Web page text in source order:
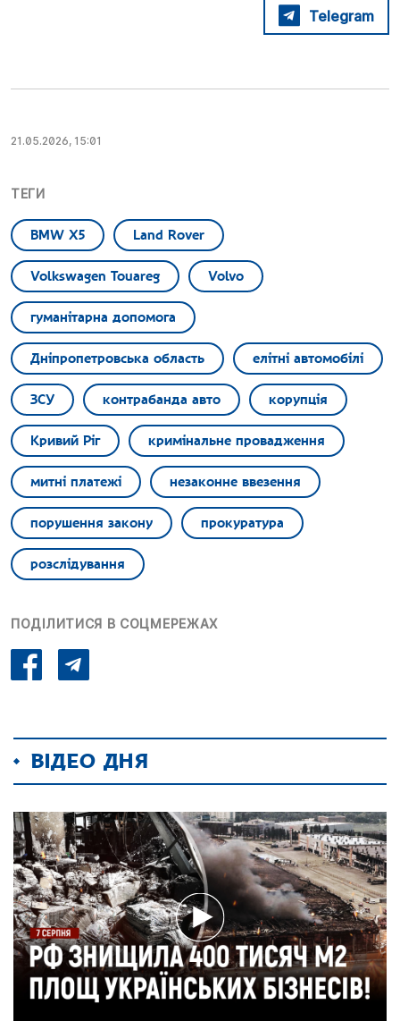
Telegram
21.05.2026, 15:01
ТЕГИ
BMW X5 Land Rover
Volkswagen Touareg Volvo
гуманітарна допомога
Дніпропетровська область елітні автомобілі
ЗСУ контрабанда авто корупція
Кривий Ріг кримінальне провадження
митні платежі незаконне ввезення
порушення закону прокуратура
розслідування
ПОДІЛИТИСЯ В СОЦМЕРЕЖАХ
ВІДЕО ДНЯ